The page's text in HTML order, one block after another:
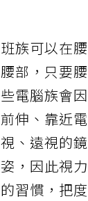
族可以在
部，只要
電腦族會
伸、靠近
、遠視的
，因此視
習慣，把